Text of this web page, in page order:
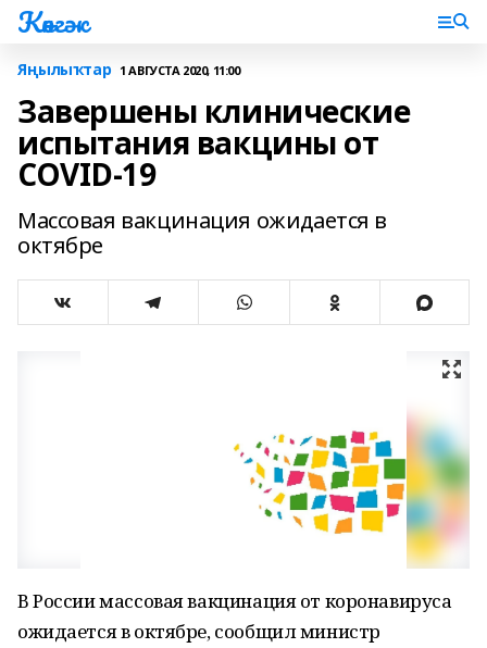
Көнгәк
Яңылыҡтар 1 АВГУСТА 2020, 11:00
Завершены клинические
испытания вакцины от
COVID-19
Массовая вакцинация ожидается в
октябре
В России массовая вакцинация от коронавируса
ожидается в октябре, сообщил министр